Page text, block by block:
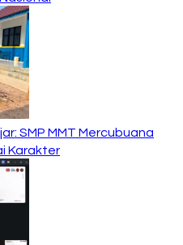
SMP MMT Mercubuana
Karakter